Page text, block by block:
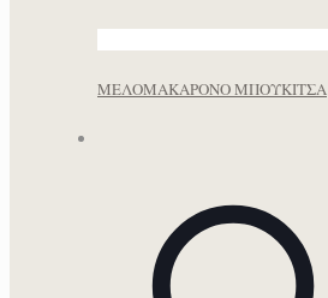
ΜΕΛΟΜΑΚΑΡΟΝΟ ΜΠΟΥΚΙΤΣΑ